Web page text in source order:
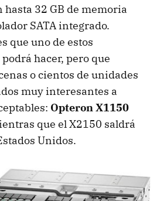
32 GB de memoria
SATA integrado.
que uno de estos
hacer, pero que
o cientos de unidades
muy interesantes a
Opteron X1150
que el X2150 saldrá
Unidos.